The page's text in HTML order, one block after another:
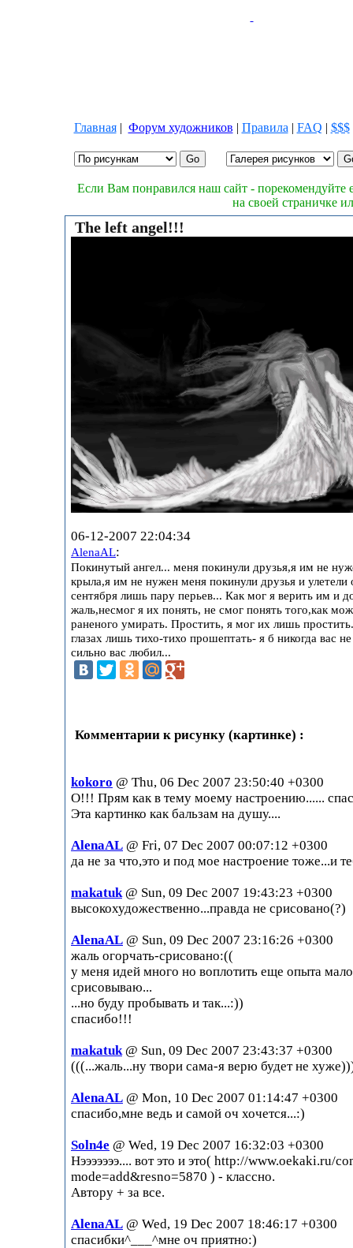
Главная| Форум художников | Правила | FAQ | $$$
Если Вам понравился наш сайт - порекомендуйте
на своей страничке
The left angel!!!
06-12-2007 22:04:34
AlenaAL:
Покинутый ангел... меня покинули друзья,я им не
крыла,я им не нужен меня покинули друзья и улетели
сентября лишь пару перьев... Как мог я верить им и
жаль,несмог я их понять, не смог понять того,как
раненого умирать. Простить, я мог их лишь
глазах лишь тихо-тихо прошептать- я б никогда вас
сильно вас любил...
Комментарии к рисунку (картинке) :
kokoro @ Thu, 06 Dec 2007 23:50:40 +0300
О!!! Прям как в тему моему настроению......
Эта картинко как бальзам на душу....
AlenaAL @ Fri, 07 Dec 2007 00:07:12 +0300
да не за что,это и под мое настроение тоже...и
makatuk @ Sun, 09 Dec 2007 19:43:23 +0300
высокохудожественно...правда не срисовано(?)
AlenaAL @ Sun, 09 Dec 2007 23:16:26 +0300
жаль огорчать-срисовано:((
у меня идей много но воплотить еще опыта
срисовываю...
...но буду пробывать и так...:))
спасибо!!!
makatuk @ Sun, 09 Dec 2007 23:43:37 +0300
(((...жаль...ну твори сама-я верю будет не
AlenaAL @ Mon, 10 Dec 2007 01:14:47 +0300
спасибо,мне ведь и самой оч хочется...:)
Soln4e @ Wed, 19 Dec 2007 16:32:03 +0300
Нэээээээ.... вот это и это( http://www.oekaki.ru/
mode=add&resno=5870 ) - классно.
Автору + за все.
AlenaAL @ Wed, 19 Dec 2007 18:46:17 +0300
спасибки^___^мне оч приятно:)